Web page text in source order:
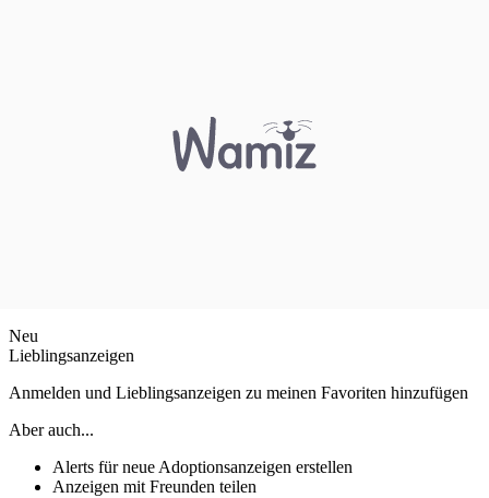
Neu
Lieblingsanzeigen
Anmelden und Lieblingsanzeigen zu meinen Favoriten hinzufügen
Aber auch...
Alerts für neue Adoptionsanzeigen erstellen
Anzeigen mit Freunden teilen